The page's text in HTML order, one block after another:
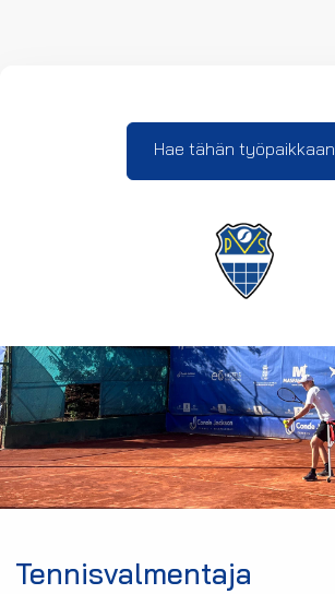
Hae tähän työpaikkaan
Tennisvalmentaja